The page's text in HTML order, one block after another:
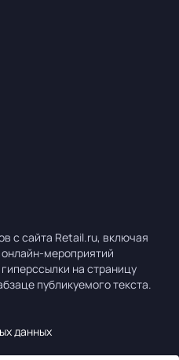
с сайта Retail.ru, включая
мероприятий
на страницу
публикуемого текста.
данных